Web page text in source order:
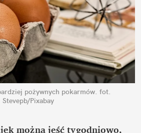
pożywnych pokarmów. fot.
Stevepb/Pixabay
można jeść tygodniowo,